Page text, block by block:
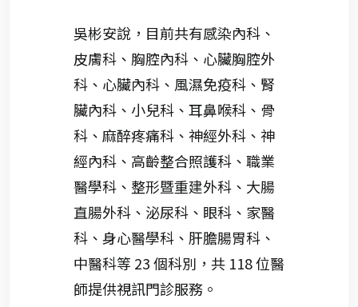
吳彬安說，目前共有感染內科、
皮膚科、胸腔內科、心臟胸腔外
科、心臟內科、風濕免疫科、腎
臟內科、小兒科、耳鼻喉科、骨
科、麻醉疼痛科、神經外科、神
經內科、高齡整合照護科、職業
醫學科、整形暨重建外科、大腸
直腸外科、泌尿科、眼科、家醫
科、身心醫學科、肝膽腸胃科、
中醫科等 23 個科別，共 118 位醫
師提供視訊門診服務。